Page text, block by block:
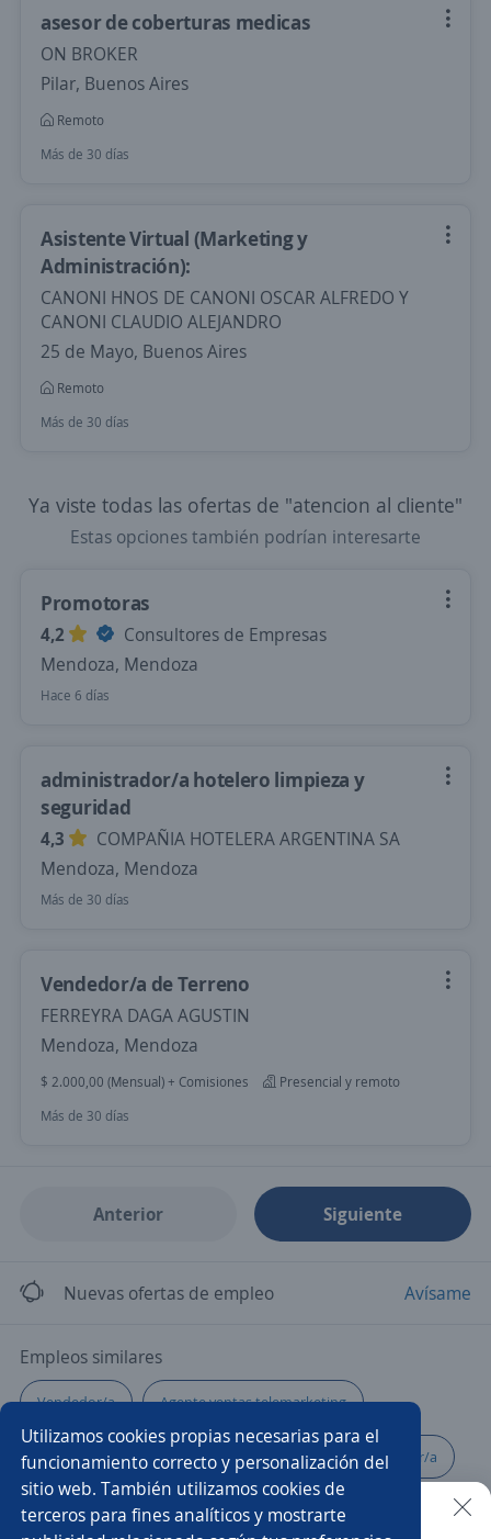
Utilizamos cookies propias necesarias para el
funcionamiento correcto y personalización del
sitio web. También utilizamos cookies de
terceros para fines analíticos y mostrarte
asesor de coberturas medicas
ON BROKER
Pilar, Buenos Aires
Remoto
Más de 30 días
Asistente Virtual (Marketing y
Administración):
CANONI HNOS DE CANONI OSCAR ALFREDO Y
CANONI CLAUDIO ALEJANDRO
25 de Mayo, Buenos Aires
Remoto
Más de 30 días
Ya viste todas las ofertas de "atencion al cliente"
Estas opciones también podrían interesarte
Promotoras
4,2
Consultores de Empresas
Mendoza, Mendoza
Hace 6 días
administrador/a hotelero limpieza y
seguridad
4,3
COMPAÑIA HOTELERA ARGENTINA SA
Mendoza, Mendoza
Más de 30 días
Vendedor/a de Terreno
FERREYRA DAGA AGUSTIN
Mendoza, Mendoza
$ 2.000,00 (Mensual) + Comisiones
Presencial y remoto
Más de 30 días
Anterior Siguiente
Nuevas ofertas de empleo Avísame
Empleos similares
Vendedor/a Agente ventas telemarketing
Armador/a Atención al cliente Promovendedor/a
Asesor/a comercial Asesor/a telefónico